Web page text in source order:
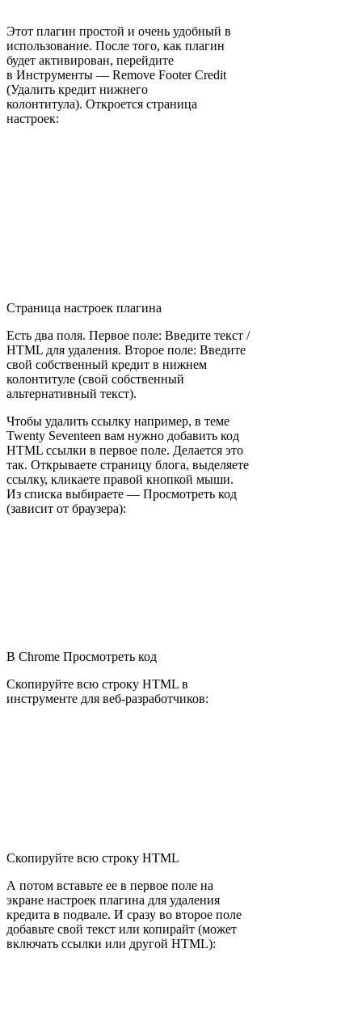
Этот плагин простой и очень удобный в
использование. После того, как плагин
будет активирован, перейдите
в Инструменты — Remove Footer Credit
(Удалить кредит нижнего
колонтитула). Откроется страница
настроек:
Страница настроек плагина
Есть два поля. Первое поле: Введите текст /
HTML для удаления. Второе поле: Введите
свой собственный кредит в нижнем
колонтитуле (свой собственный
альтернативный текст).
Чтобы удалить ссылку например, в теме
Twenty Seventeen вам нужно добавить код
HTML ссылки в первое поле. Делается это
так. Открываете страницу блога, выделяете
ссылку, кликаете правой кнопкой мыши.
Из списка выбираете — Просмотреть код
(зависит от браузера):
В Chrome Просмотреть код
Скопируйте всю строку HTML в
инструменте для веб-разработчиков:
Скопируйте всю строку HTML
А потом вставьте ее в первое поле на
экране настроек плагина для удаления
кредита в подвале. И сразу во второе поле
добавьте свой текст или копирайт (может
включать ссылки или другой HTML):